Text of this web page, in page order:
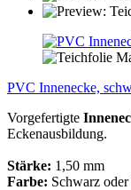
PVC Innenecke,
Vorgefertigte
Eckenausbildung.
Stärke: 1,50 mm
Farbe: Schwarz